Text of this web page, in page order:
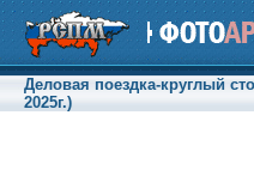
Деловая поездка-круглый
2025г.)